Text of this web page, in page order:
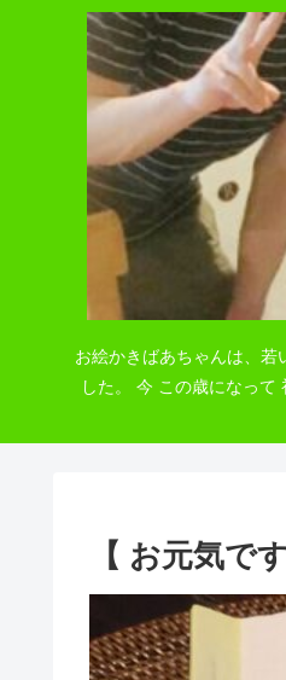
お絵かきばあちゃんは、
した。 今 この歳になっ
【 お元気で